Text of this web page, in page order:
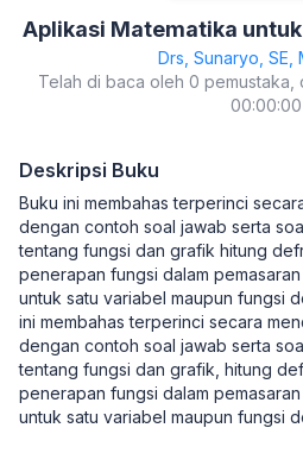
Aplikasi Matematika
Drs, Sunaryo, SE,
Telah di baca oleh 0 pemustaka,
00:00:00
Deskripsi Buku
Buku ini membahas terperinci
dengan contoh soal jawab serta
tentang fungsi dan grafik hitung
penerapan fungsi dalam
untuk satu variabel maupun fungsi
ini membahas terperinci secara
dengan contoh soal jawab serta
tentang fungsi dan grafik, hitung
penerapan fungsi dalam
untuk satu variabel maupun fungsi